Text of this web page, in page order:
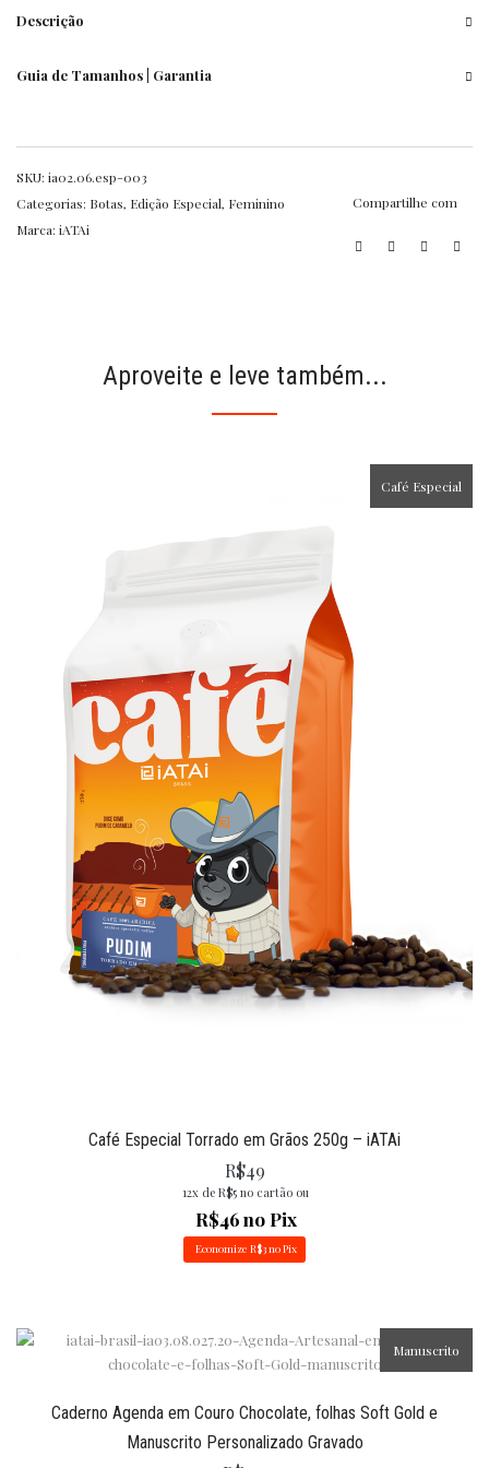
Descrição
Guia de Tamanhos | Garantia
SKU: ia02.06.esp-003
Categorias: Botas, Edição Especial, Feminino
Marca: iATAi
Compartilhe com
Aproveite e leve também...
Café Especial
Café Especial Torrado em Grãos 250g – iATAi
R$49
12x deR$5 no cartão ou
R$46no Pix
Economize R$3no Pix
Manuscrito
Caderno Agenda em Couro Chocolate, folhas Soft Gold e
Manuscrito Personalizado Gravado